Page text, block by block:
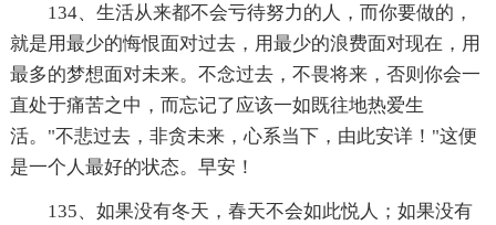
134、生活从来都不会亏待努力的人，而你要做的，
就是用最少的悔恨面对过去，用最少的浪费面对现在，用
最多的梦想面对未来。不念过去，不畏将来，否则你会一
直处于痛苦之中，而忘记了应该一如既往地热爱生
活。"不悲过去，非贪未来，心系当下，由此安详！"这便
是一个人最好的状态。早安！
135、如果没有冬天，春天不会如此悦人；如果没有